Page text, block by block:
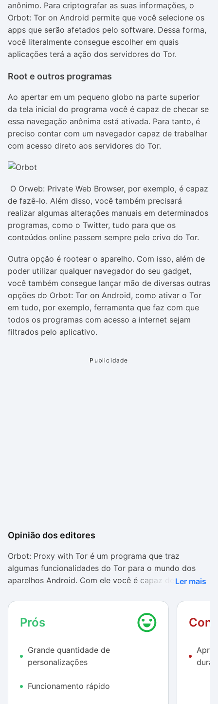
anônimo. Para criptografar as suas informações, o
Orbot: Tor on Android permite que você selecione os
apps que serão afetados pelo software. Dessa forma,
você literalmente consegue escolher em quais
aplicações terá a ação dos servidores do Tor.
Root e outros programas
Ao apertar em um pequeno globo na parte superior
da tela inicial do programa você é capaz de checar se
essa navegação anônima está ativada. Para tanto, é
preciso contar com um navegador capaz de trabalhar
com acesso direto aos servidores do Tor.
O Orweb: Private Web Browser, por exemplo, é capaz
de fazê-lo. Além disso, você também precisará
realizar algumas alterações manuais em determinados
programas, como o Twitter, tudo para que os
conteúdos online passem sempre pelo crivo do Tor.
Outra opção é rootear o aparelho. Com isso, além de
poder utilizar qualquer navegador do seu gadget,
você também consegue lançar mão de diversas outras
opções do Orbot: Tor on Android, como ativar o Tor
em tudo, por exemplo, ferramenta que faz com que
todos os programas com acesso a internet sejam
filtrados pelo aplicativo.
Opinião dos editores
Orbot: Proxy with Tor é um programa que traz
algumas funcionalidades do Tor para o mundo dos
aparelhos Android. Com ele você é capaz de se
proxys alternativos para navegar anonimamente na
rede mundial de computadores.
mais experiência, pode tranquilamente ser utilizado
também por iniciantes. Apesar de ele contar com
Deep Web, o Orbot: Proxy with Tor também trabalha
Ler mais
Prós
Grande quantidade de
personalizações
Funcionamento rápido